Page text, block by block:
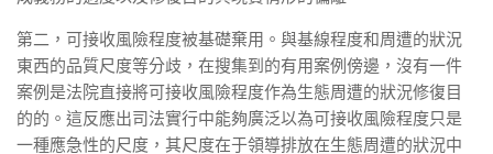
第二，可接收風險程度被基礎棄用。與基線程度和周遭的狀況
東西的品質尺度等分歧，在搜集到的有用案例傍邊，沒有一件
案例是法院直接將可接收風險程度作為生態周遭的狀況修復目
的的。這反應出司法實行中能夠廣泛以為可接收風險程度只是
一種應急性的尺度，其尺度在于領導排放在生態周遭的狀況中